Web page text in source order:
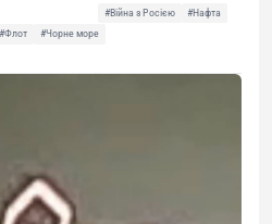
#Війна з Росією
#Нафта
#Флот
#Чорне море